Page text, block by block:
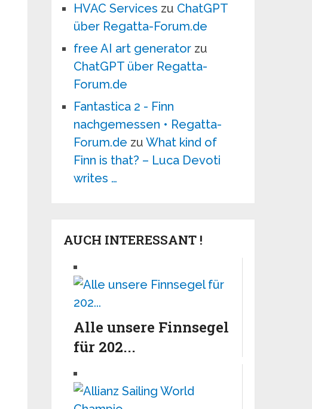
HVAC Services zu ChatGPT
über Regatta-Forum.de
free AI art generator zu
ChatGPT über Regatta-
Forum.de
Fantastica 2 - Finn
nachgemessen • Regatta-
Forum.de zuWhat kind of
Finn is that? – Luca Devoti
writes …
AUCH INTERESSANT !
Alle unsere Finnsegel
für 202...